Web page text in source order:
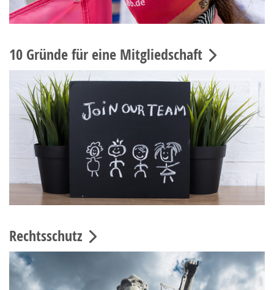
10 Gründe für eine Mitgliedschaft
Rechtsschutz